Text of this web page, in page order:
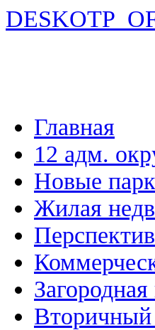
Главная
12 адм.
Новые
Жилая